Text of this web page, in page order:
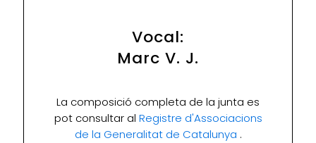
Vocal:
Marc V. J.
La composició completa de la junta es
pot consultar al Registre d'Associacions
de la Generalitat de Catalunya .